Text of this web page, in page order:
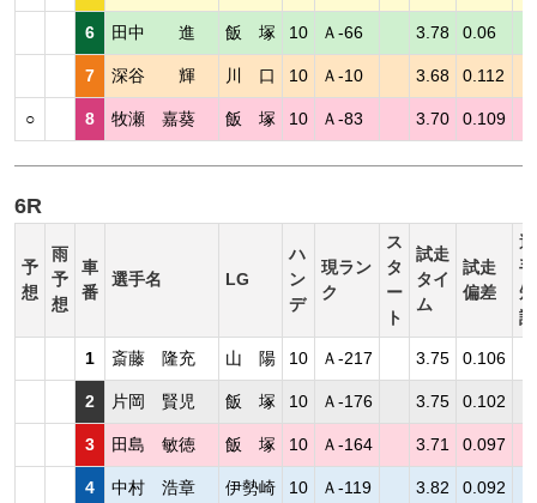
6 田中 進 飯 塚 10 Ａ-66 3.78 0.06
7 深谷 輝 川 口 10 Ａ-10 3.68 0.112
○ 8 牧瀬 嘉葵 飯 塚 10 Ａ-83 3.70 0.109
6R
予
想
雨
予
想
車
番
選手名 LG
ハ
ン
デ
現ラン
ク
ス
タ
ー
ト
試走
タイ
ム
試走
偏差
選
手
短
評
1 斎藤 隆充 山 陽 10 Ａ-217 3.75 0.106
2 片岡 賢児 飯 塚 10 Ａ-176 3.75 0.102
3 田島 敏徳 飯 塚 10 Ａ-164 3.71 0.097
4 中村 浩章 伊勢崎 10 Ａ-119 3.82 0.092